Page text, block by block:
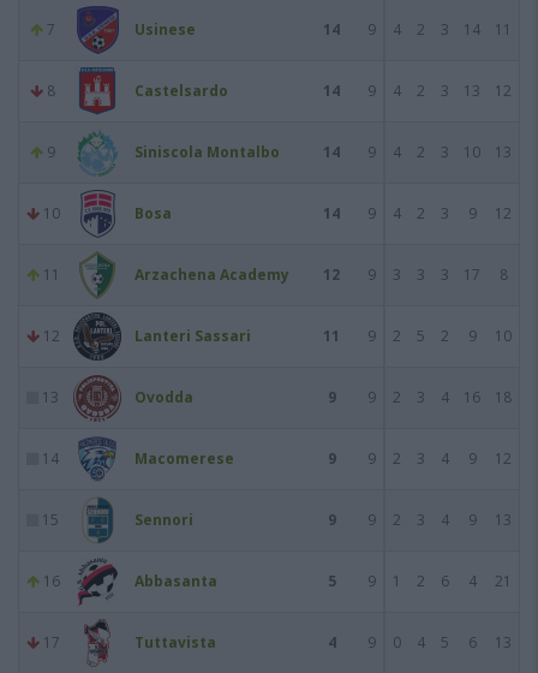
7 Usinese 14 9 4 2 3 14 11
8 Castelsardo 14 9 4 2 3 13 12
9 Siniscola Montalbo 14 9 4 2 3 10 13
10 Bosa 14 9 4 2 3 9 12
11 Arzachena Academy 12 9 3 3 3 17 8
12 Lanteri Sassari 11 9 2 5 2 9 10
13 Ovodda 9 9 2 3 4 16 18
14 Macomerese 9 9 2 3 4 9 12
15 Sennori 9 9 2 3 4 9 13
16 Abbasanta 5 9 1 2 6 4 21
17 Tuttavista 4 9 0 4 5 6 13